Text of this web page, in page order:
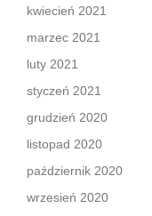
kwiecień 2021
marzec 2021
luty 2021
styczeń 2021
grudzień 2020
listopad 2020
październik 2020
wrzesień 2020